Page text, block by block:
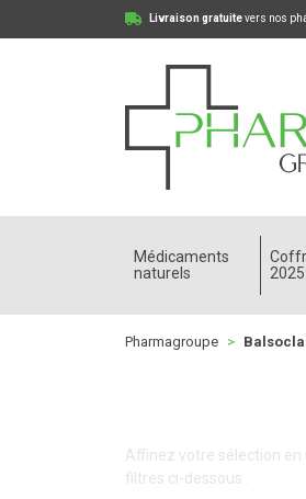
Livraison gratuitevers nos
Pharmagroupe Votre
Médicaments
naturels
Pharmagroupe
Affinez votre sélection en
filtres ci-dessous :